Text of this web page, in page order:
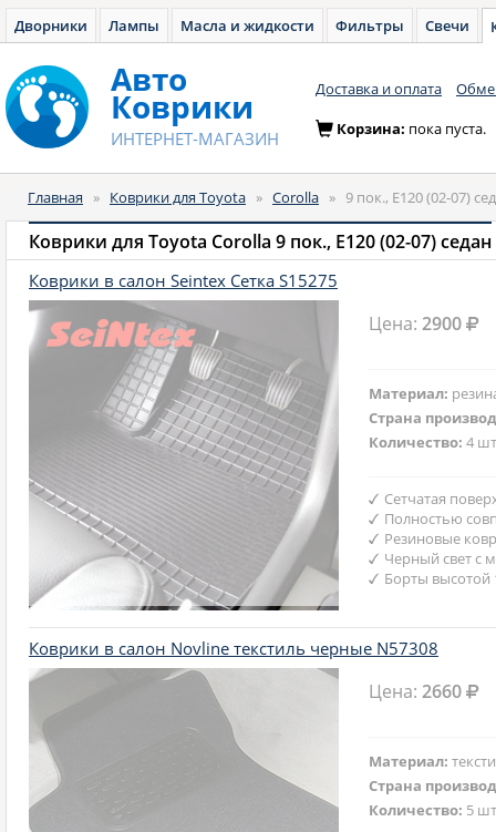
Дворники Лампы Масла и жидкости Фильтры Свечи
Авто
Коврики
ИНТЕРНЕТ-МАГАЗИН
Доставка и оплата
Корзина: пока пуста.
Главная » Коврики для Toyota » Corolla » 9 пок., E120 (02-07)
Коврики для Toyota Corolla 9 пок., E120 (02-07) седан
Коврики в салон Seintex Сетка S15275
Цена:2900
Материал:
Страна
Количество:4
Сетчатая
Полностью
Резиновые
Черный свет с
Борты
Коврики в салон Novline текстиль черные N57308
Цена:2660
Материал:
Страна
Количество: 5